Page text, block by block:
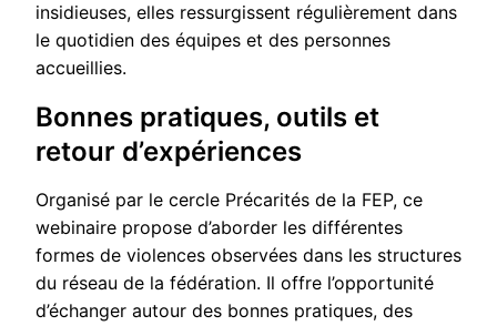
insidieuses, elles ressurgissent régulièrement dans
le quotidien des équipes et des personnes
accueillies.
Bonnes pratiques, outils et
retour d’expériences
Organisé par le cercle Précarités de la FEP, ce
webinaire propose d’aborder les différentes
formes de violences observées dans les structures
du réseau de la fédération. Il offre l’opportunité
d’échanger autour des bonnes pratiques, des